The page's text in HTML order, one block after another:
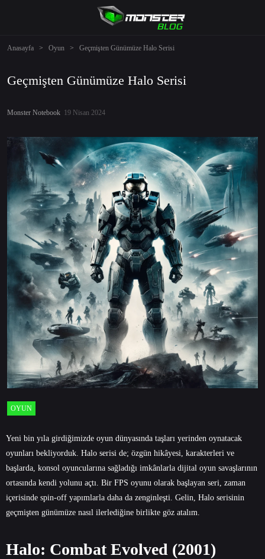
Anasayfa > Oyun > Geçmişten Günümüze Halo Serisi
Geçmişten Günümüze Halo Serisi
Monster Notebook 19 Nisan 2024
OYUN
Yeni bin yıla girdiğimizde oyun dünyasında taşları yerinden oynatacak
oyunları bekliyorduk. Halo serisi de; özgün hikâyesi, karakterleri ve
başlarda, konsol oyuncularına sağladığı imkânlarla dijital oyun savaşlarının
ortasında kendi yolunu açtı. Bir FPS oyunu olarak başlayan seri, zaman
içerisinde spin-off yapımlarla daha da zenginleşti. Gelin, Halo serisinin
geçmişten günümüze nasıl ilerlediğine birlikte göz atalım.
Halo: Combat Evolved (2001)